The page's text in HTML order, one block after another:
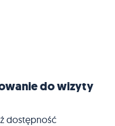
do wizyty
dostępność